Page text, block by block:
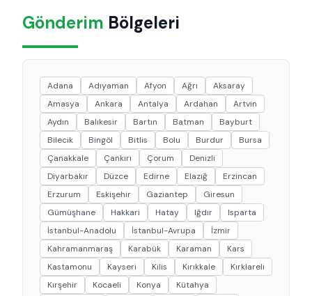
Gönderim Bölgeleri
Adana Adıyaman Afyon Ağrı
Aksaray
Amasya
Ankara Antalya Ardahan
Artvin
Aydın
Balıkesir Bartın Batman
Bayburt
Bilecik
Bingöl Bitlis Bolu Burdur
Bursa
Çanakkale
Çankırı Çorum
Denizli
Diyarbakır
Düzce Edirne Elazığ
Erzincan
Erzurum
Eskişehir Gaziantep
Giresun
Gümüşhane
Hakkari Hatay Iğdır
Isparta
İstanbul-Anadolu
İstanbul-Avrupa
İzmir
Kahramanmaraş
Karabük Karaman
Kars
Kastamonu
Kayseri Kilis Kırıkkale
Kırklareli
Kırşehir
Kocaeli Konya
Kütahya